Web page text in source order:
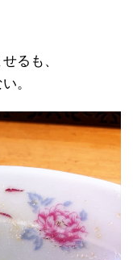
るも、
。